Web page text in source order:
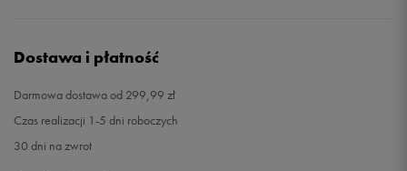
Dostawa i płatność
Darmowa dostawa od 299,99 zł
Czas realizacji 1-5 dni roboczych
30 dni na zwrot